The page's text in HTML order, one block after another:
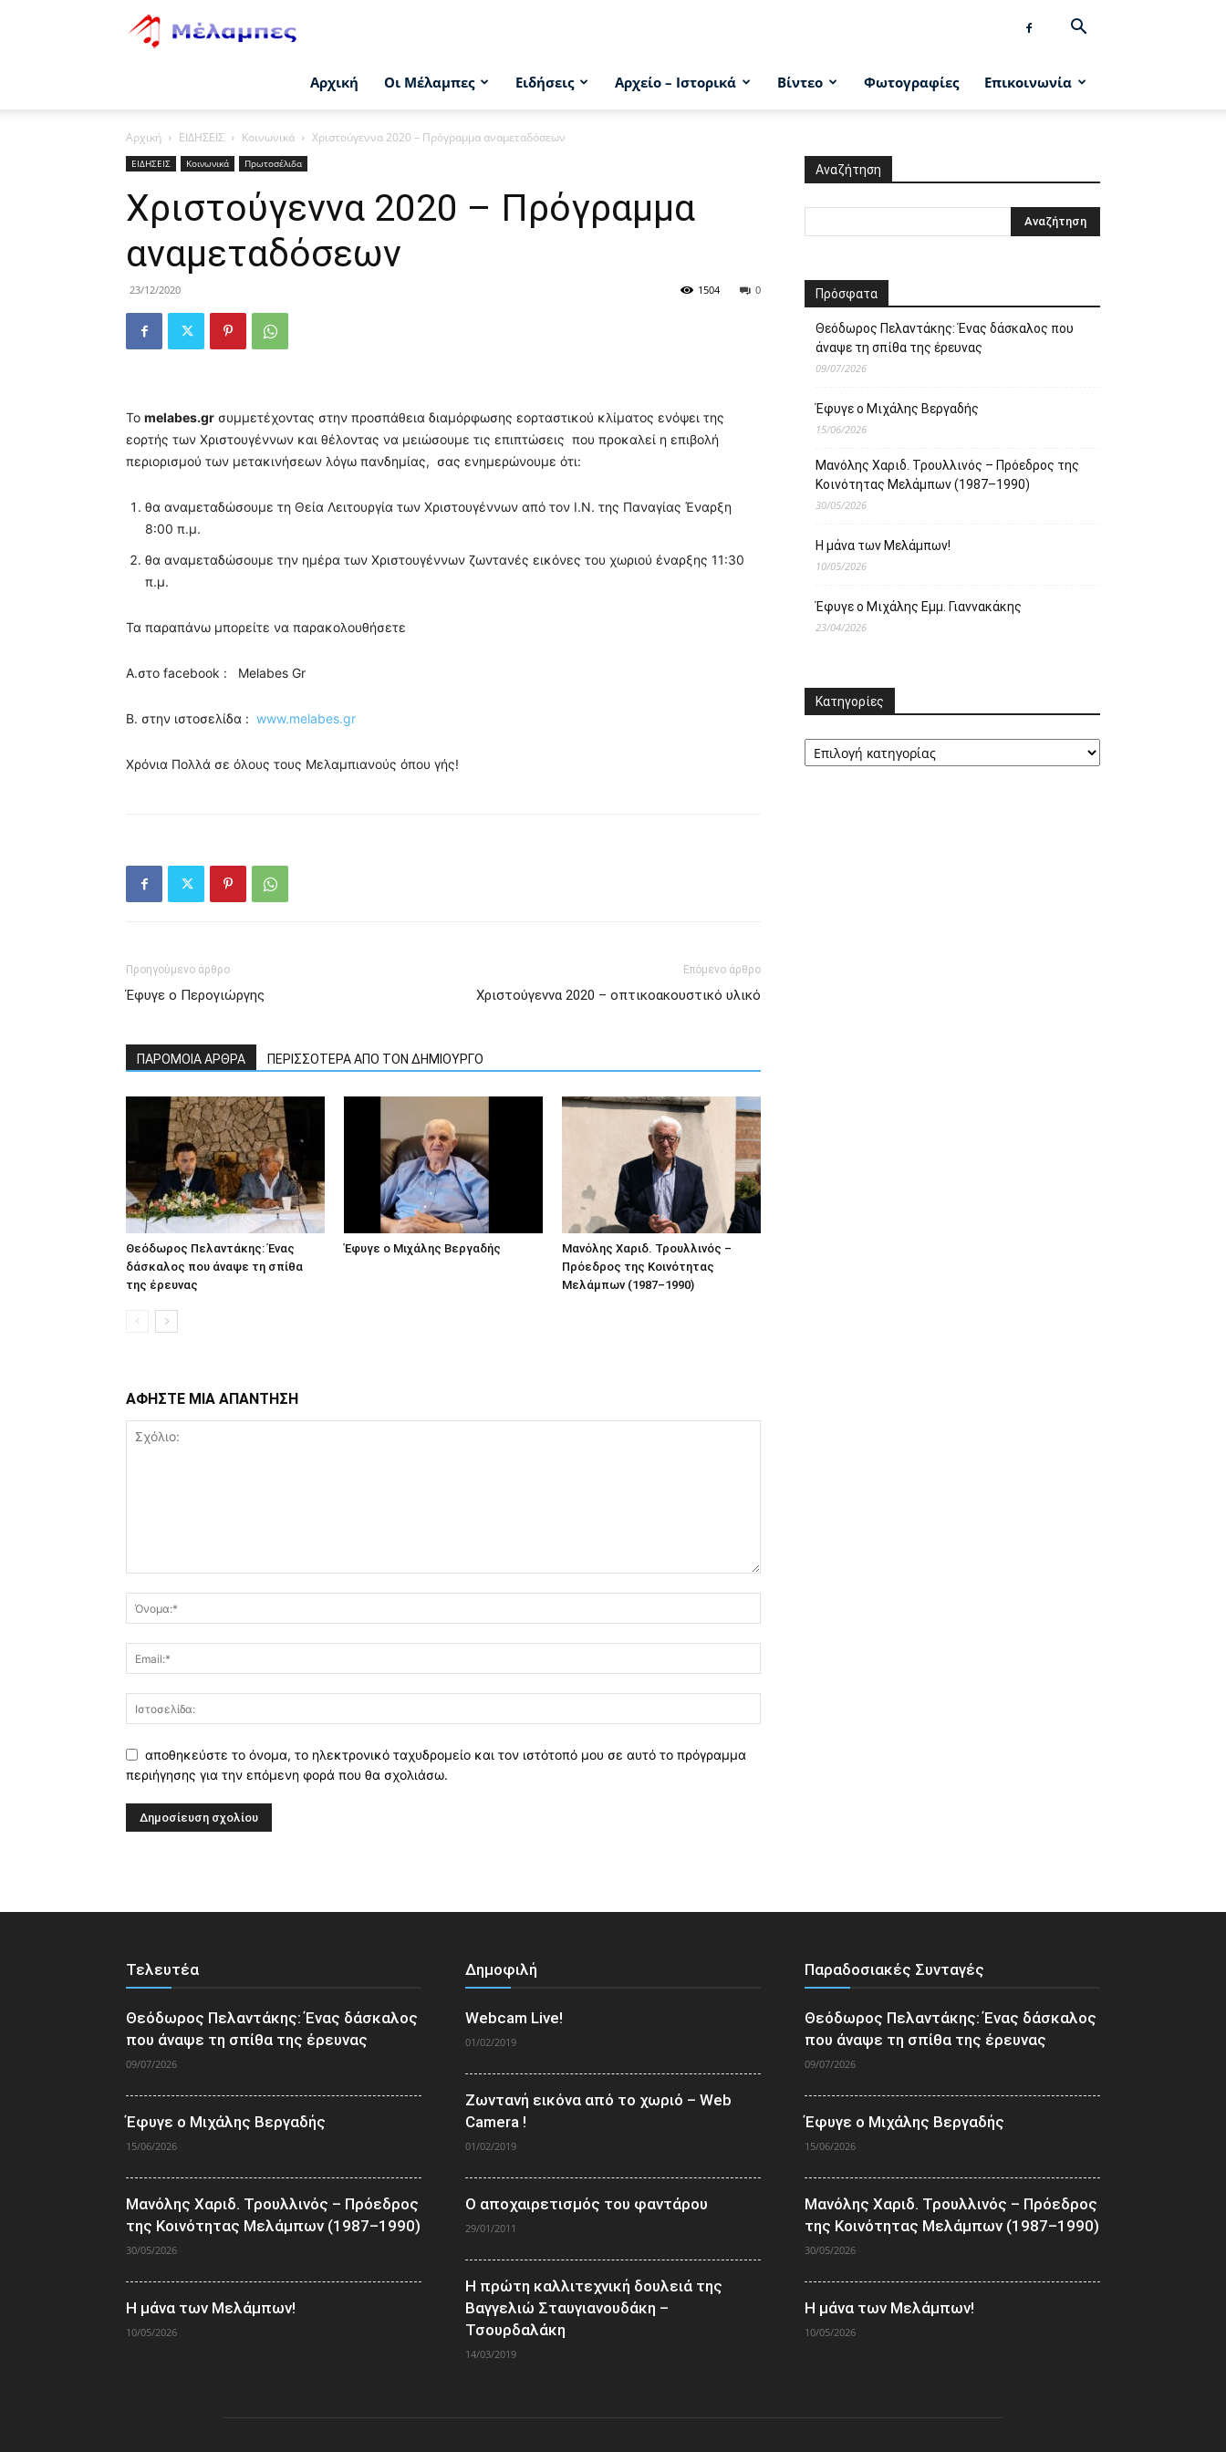
Αρχική Οι Μέλαμπες Ειδήσεις Αρχείο – Ιστορικά Βίντεο Φωτογραφίες Επικοινωνία
Αρχική ΕΙΔΗΣΕΙΣ Κοινωνικά Χριστούγεννα 2020 – Πρόγραμμα αναμεταδόσεων
ΕΙΔΗΣΕΙΣ Κοινωνικά Πρωτοσέλιδα
Χριστούγεννα 2020 – Πρόγραμμα
αναμεταδόσεων
23/12/2020 0
1504
Το melabes.gr συμμετέχοντας στην προσπάθεια διαμόρφωσης εορταστικού κλίματος ενόψει της
εορτής των Χριστουγέννων και θέλοντας να μειώσουμε τις επιπτώσεις που προκαλεί η επιβολή
περιορισμού των μετακινήσεων λόγω πανδημίας, σας ενημερώνουμε ότι:
θα αναμεταδώσουμε τη Θεία Λειτουργία των Χριστουγέννων από τον Ι.Ν. της Παναγίας Έναρξη
8:00 π.μ.
θα αναμεταδώσουμε την ημέρα των Χριστουγέννων ζωντανές εικόνες του χωριού έναρξης 11:30
π.μ.
Τα παραπάνω μπορείτε να παρακολουθήσετε
Α.στο facebook : Melabes Gr
Β. στην ιστοσελίδα : www.melabes.gr
Χρόνια Πολλά σε όλους τους Μελαμπιανούς όπου γής!
Προηγούμενο άρθρο
Έφυγε ο Περογιώργης
Επόμενο άρθρο
Χριστούγεννα 2020 – οπτικοακουστικό υλικό
ΠΑΡΟΜΟΙΑ ΑΡΘΡΑ ΠΕΡΙΣΣΟΤΕΡΑ ΑΠΟ ΤΟΝ ΔΗΜΙΟΥΡΓΟ
Θεόδωρος Πελαντάκης: Ένας
δάσκαλος που άναψε τη σπίθα
της έρευνας
Έφυγε ο Μιχάλης Βεργαδής
Μανόλης Χαριδ. Τρουλλινός –
Πρόεδρος της Κοινότητας
Μελάμπων (1987–1990)
ΑΦΗΣΤΕ ΜΙΑ ΑΠΑΝΤΗΣΗ
αποθηκεύστε το όνομα, το ηλεκτρονικό ταχυδρομείο και τον ιστότοπό μου σε αυτό το πρόγραμμα
περιήγησης για την επόμενη φορά που θα σχολιάσω.
Αναζήτηση
Πρόσφατα
Θεόδωρος Πελαντάκης: Ένας δάσκαλος που
άναψε τη σπίθα της έρευνας
09/07/2026
Έφυγε ο Μιχάλης Βεργαδής
15/06/2026
Μανόλης Χαριδ. Τρουλλινός – Πρόεδρος της
Κοινότητας Μελάμπων (1987–1990)
30/05/2026
Η μάνα των Μελάμπων!
10/05/2026
Έφυγε ο Μιχάλης Εμμ. Γιαννακάκης
23/04/2026
Κατηγορίες
Κατηγορίες
Τελευτέα
Θεόδωρος Πελαντάκης: Ένας δάσκαλος
που άναψε τη σπίθα της έρευνας
09/07/2026
Έφυγε ο Μιχάλης Βεργαδής
15/06/2026
Μανόλης Χαριδ. Τρουλλινός – Πρόεδρος
της Κοινότητας Μελάμπων (1987–1990)
30/05/2026
Η μάνα των Μελάμπων!
10/05/2026
Δημοφιλή
Webcam Live!
01/02/2019
Ζωντανή εικόνα από το χωριό – Web
Camera !
01/02/2019
Ο αποχαιρετισμός του φαντάρου
29/01/2011
Η πρώτη καλλιτεχνική δουλειά της
Βαγγελιώ Σταυγιανουδάκη –
Τσουρδαλάκη
14/03/2019
Παραδοσιακές Συνταγές
Θεόδωρος Πελαντάκης: Ένας δάσκαλος
που άναψε τη σπίθα της έρευνας
09/07/2026
Έφυγε ο Μιχάλης Βεργαδής
15/06/2026
Μανόλης Χαριδ. Τρουλλινός – Πρόεδρος
της Κοινότητας Μελάμπων (1987–1990)
30/05/2026
Η μάνα των Μελάμπων!
10/05/2026